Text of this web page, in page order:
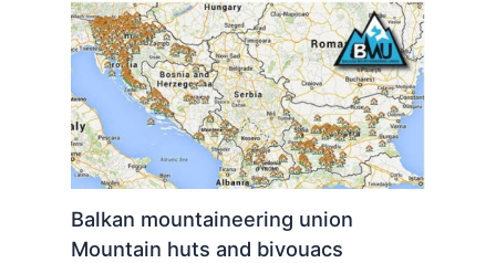
Balkan mountaineering union
Mountain huts and bivouacs